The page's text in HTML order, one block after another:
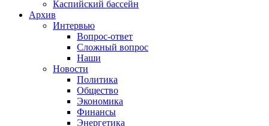
Каспийский бассейн
Архив
Интервью
Вопрос-ответ
Сложный вопрос
Наши
Новости
Политика
Общество
Экономика
Финансы
Энергетика